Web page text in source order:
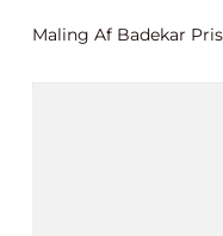
Maling Af Badekar Pris